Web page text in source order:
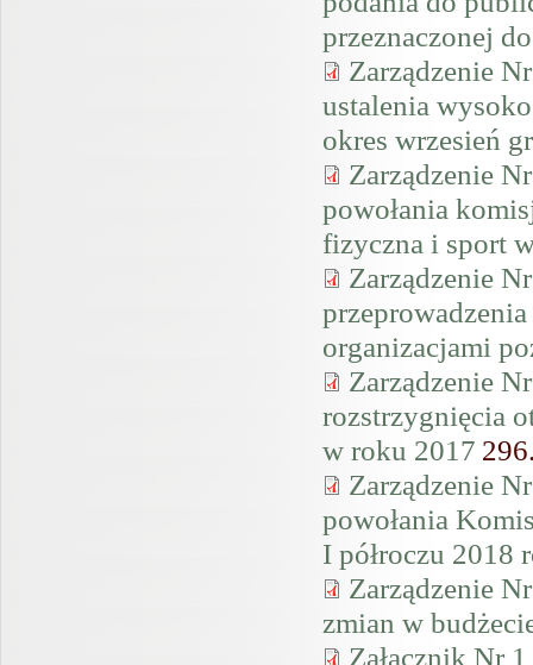
przeznaczonej
Zarządzenie
ustalenia
okres wrzesień
Zarządzenie
powołania
fizyczna i sport
Zarządzenie
organizacjami
Zarządzenie
rozstrzygnięcia
w roku 2017
Zarządzenie
powołania
I półroczu 2018
Zarządzenie
zmian w
Załącznik Nr